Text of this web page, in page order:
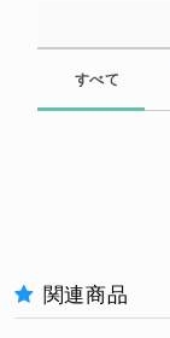
すべて
関連商品